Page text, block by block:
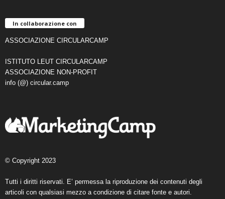
In collaborazione con
ASSOCIAZIONE CIRCULARCAMP
ISTITUTO LEUT CIRCULARCAMP
ASSOCIAZIONE NON-PROFIT
info (@) circular.camp
© Copyright 2023
Tutti i diritti riservati. E’ permessa la riproduzione dei contenuti degli
articoli con qualsiasi mezzo a condizione di citare fonte e autori.